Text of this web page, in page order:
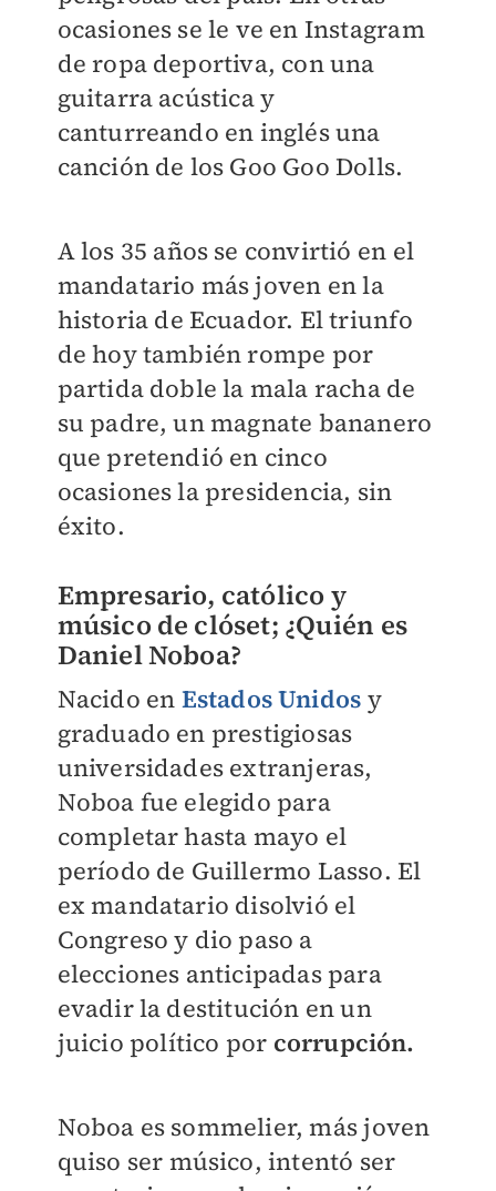
ocasiones se le ve en Instagram
de ropa deportiva, con una
guitarra acústica y
canturreando en inglés una
canción de los Goo Goo Dolls.
A los 35 años se convirtió en el
mandatario más joven en la
historia de Ecuador. El triunfo
de hoy también rompe por
partida doble la mala racha de
su padre, un magnate bananero
que pretendió en cinco
ocasiones la presidencia, sin
éxito.
Empresario, católico y
músico de clóset; ¿Quién es
Daniel Noboa?
Nacido en Estados Unidos y
graduado en prestigiosas
universidades extranjeras,
Noboa fue elegido para
completar hasta mayo el
período de Guillermo Lasso. El
ex mandatario disolvió el
Congreso y dio paso a
elecciones anticipadas para
evadir la destitución en un
juicio político por corrupción.
Noboa es sommelier, más joven
quiso ser músico, intentó ser